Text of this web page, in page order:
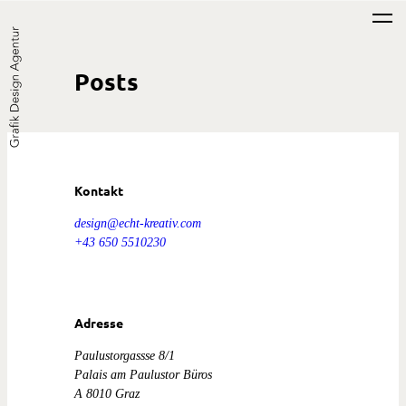
Zum
Inhalt
springen
Posts
Kontakt
design@echt-kreativ.com
+43 650 5510230
Adresse
Paulustorgassse 8/1
Palais am Paulustor Büros
A 8010 Graz